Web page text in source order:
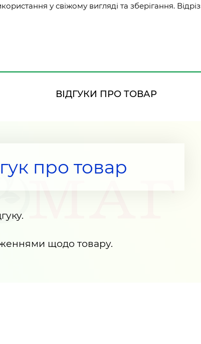
у свіжому вигляді та зберігання.
ВІДГУКИ ПРО ТОВАР
про товар
щодо товару.